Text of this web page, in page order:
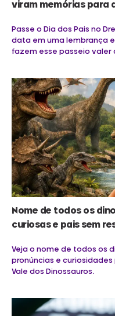
viram memórias para
Passe o Dia dos Pais no
data em uma lembrança
fazem esse passeio valer
Nome de todos os
curiosas e pais sem
Veja o nome de todos os
pronúncias e
Vale dos Dinossauros.